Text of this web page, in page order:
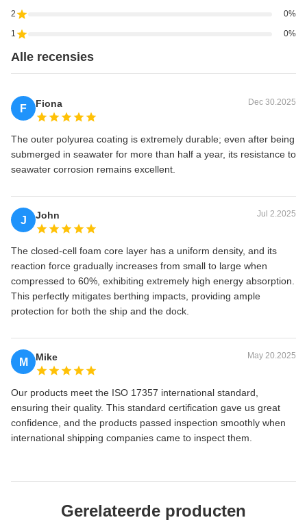
2 0%
1 0%
Alle recensies
F Fiona Dec 30.2025
The outer polyurea coating is extremely durable; even after being
submerged in seawater for more than half a year, its resistance to
seawater corrosion remains excellent.
J John Jul 2.2025
The closed-cell foam core layer has a uniform density, and its
reaction force gradually increases from small to large when
compressed to 60%, exhibiting extremely high energy absorption.
This perfectly mitigates berthing impacts, providing ample
protection for both the ship and the dock.
M Mike May 20.2025
Our products meet the ISO 17357 international standard,
ensuring their quality. This standard certification gave us great
confidence, and the products passed inspection smoothly when
international shipping companies came to inspect them.
Gerelateerde producten